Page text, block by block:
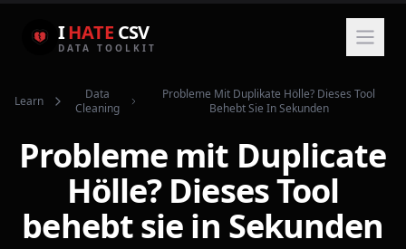
IHATE CSV
DATA TOOLKIT
Learn
Data
Cleaning
Probleme Mit Duplikate Hölle? Dieses Tool
Behebt Sie In Sekunden
Probleme mit Duplicate
Hölle? Dieses Tool
behebt sie in Sekunden